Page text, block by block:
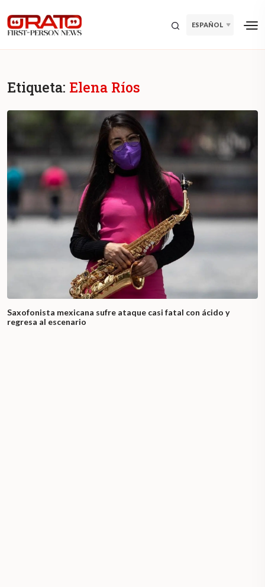
ESPAÑOL
Etiqueta: Elena Ríos
Saxofonista mexicana sufre ataque casi fatal con ácido y
regresa al escenario